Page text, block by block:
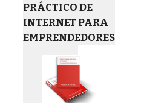
PRÁCTICO DE
INTERNET PARA
EMPRENDEDORES